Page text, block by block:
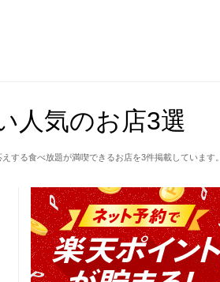
人気のお店3選
する食べ放題が満喫できるお店を3件掲載しています。